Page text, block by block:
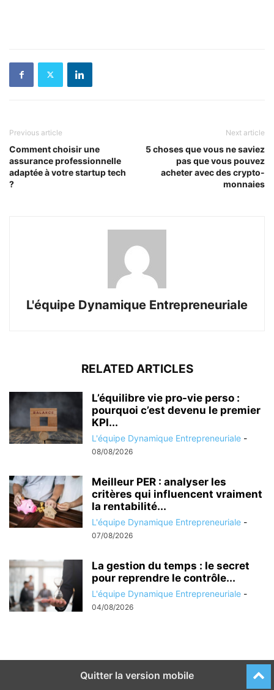
Previous article
Comment choisir une
assurance professionnelle
adaptée à votre startup tech
?
Next article
5 choses que vous ne saviez
pas que vous pouvez
acheter avec des crypto-
monnaies
L'équipe Dynamique Entrepreneuriale
RELATED ARTICLES
L’équilibre vie pro-vie perso :
pourquoi c’est devenu le premier
KPI...
L'équipe Dynamique Entrepreneuriale -
08/08/2026
Meilleur PER : analyser les
critères qui influencent vraiment
la rentabilité...
L'équipe Dynamique Entrepreneuriale -
07/08/2026
La gestion du temps : le secret
pour reprendre le contrôle...
L'équipe Dynamique Entrepreneuriale -
04/08/2026
Quitter la version mobile